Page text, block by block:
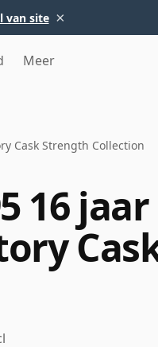
van site ×
Meer
Cask Strength Collection
16